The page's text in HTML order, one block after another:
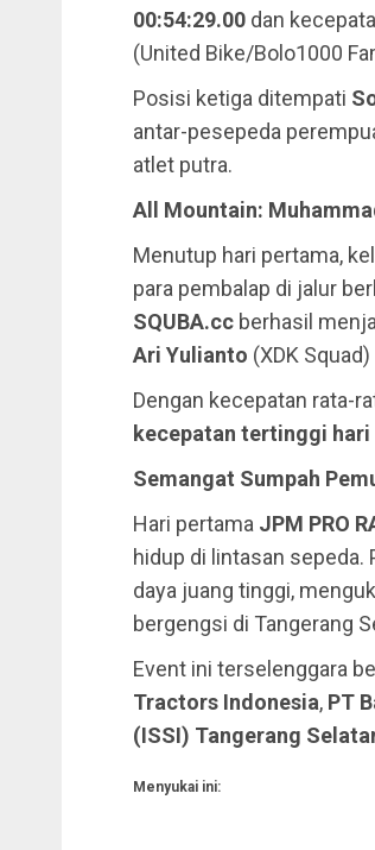
00:54:29.00 dan
(United Bike/Bolo1000
Posisi ketiga ditempati
antar-pesepeda
atlet putra.
All Mountain:
Menutup hari pertama,
para pembalap di jalur
SQUBA.cc berhasil
Ari Yulianto (XDK
Dengan kecepatan rata-
kecepatan tertinggi hari
Semangat Sumpah
Hari pertama JPM PRO
hidup di lintasan
daya juang tinggi,
bergengsi di Tangerang
Event ini terselenggara
Tractors Indonesia, PT
(ISSI) Tangerang
Menyukai ini: